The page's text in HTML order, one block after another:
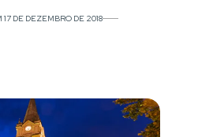
DE DEZEMBRO DE 2018